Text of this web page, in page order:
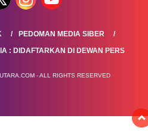
PEDOMAN MEDIA SIBER
: DIDAFTARKAN DI DEWAN PERS
- ALL RIGHTS RESERVED